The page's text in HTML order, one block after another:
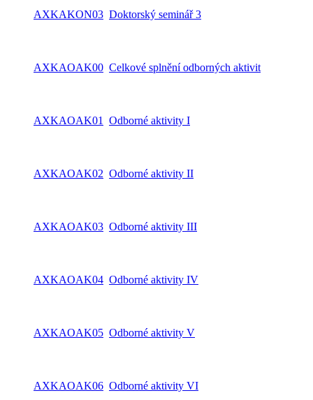
AXKAKON03 Doktorský seminář 3
AXKAOAK00 Celkové splnění odborných aktivit
AXKAOAK01 Odborné aktivity I
AXKAOAK02 Odborné aktivity II
AXKAOAK03 Odborné aktivity III
AXKAOAK04 Odborné aktivity IV
AXKAOAK05 Odborné aktivity V
AXKAOAK06 Odborné aktivity VI